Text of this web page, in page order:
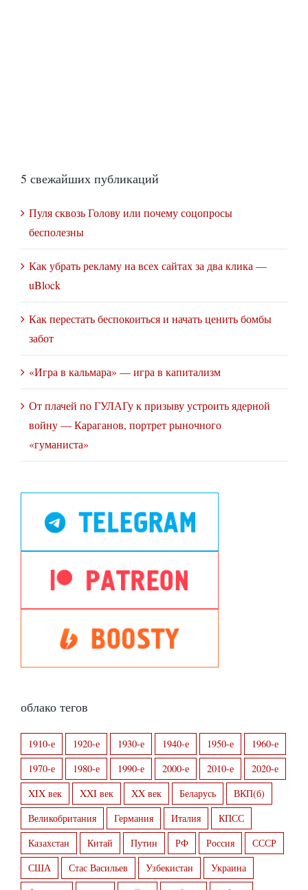
5 свежайших публикаций
Пуля сквозь Голову или почему соцопросы
бесполезны
Как убрать рекламу на всех сайтах за два клика —
uBlock
Как перестать беспокоиться и начать ценить бомбы
забот
«Игра в кальмара» — игра в капитализм
От плачей по ГУЛАГу к призыву устроить ядерной
войну — Караганов, портрет рыночного
«гуманиста»
облако тегов
1910-е 1920-е 1930-е 1940-е 1950-е
1960-е
1970-е
1980-е 1990-е 2000-е 2010-е
2020-е
XIX век
XXI век XX век Беларусь
ВКП(б)
Великобритания
Германия Италия
КПСС
Казахстан
Китай Путин РФ Россия
СССР
США
Стас Васильев Узбекистан
Украина